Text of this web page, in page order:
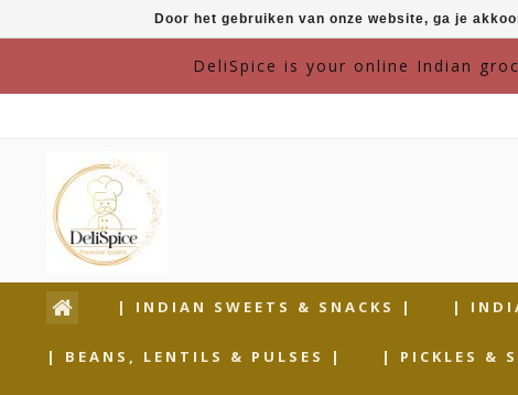
DeliSpice is your online Indian
| INDIAN SWEETS & SNACKS | |
| BEANS, LENTILS & PULSES | | PICKLES &
Door het gebruiken van onze website, ga je